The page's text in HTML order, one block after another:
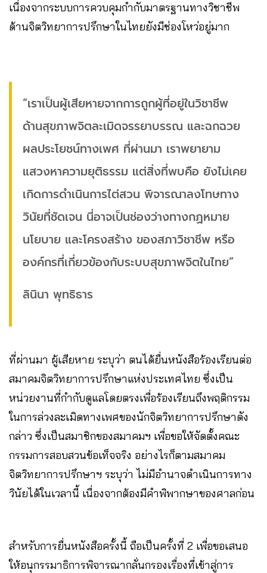
เนื่องจากระบบการควบคุมกำกับมาตรฐานทางวิชาชีพ
ด้านจิตวิทยาการปรึกษาในไทยยังมีช่องโหว่อยู่มาก
“เราเป็นผู้เสียหายจากการถูกผู้ที่อยู่ในวิชาชีพ
ด้านสุขภาพจิตละเมิดจรรยาบรรณ และฉกฉวย
ผลประโยชน์ทางเพศ ที่ผ่านมา เราพยายาม
แสวงหาความยุติธรรม แต่สิ่งที่พบคือ ยังไม่เคย
เกิดการดำเนินการไต่สวน พิจารณาลงโทษทาง
วินัยที่ชัดเจน นี่อาจเป็นช่องว่างทางกฏหมาย
นโยบาย และโครงสร้าง ของสภาวิชาชีพ หรือ
องค์กรที่เกี่ยวข้องกับระบบสุขภาพจิตในไทย”
ลินินา พุทธิธาร
ที่ผ่านมา ผู้เสียหาย ระบุว่า ตนได้ยื่นหนังสือร้องเรียนต่อ
สมาคมจิตวิทยาการปรึกษาแห่งประเทศไทย ซึ่งเป็น
หน่วยงานที่กำกับดูแลโดยตรงเพื่อร้องเรียนถึงพฤติกรรม
ในการล่วงละเมิดทางเพศของนักจิตวิทยาการปรึกษาดัง
กล่าว ซึ่งเป็นสมาชิกของสมาคมฯ เพื่อขอให้จัดตั้งคณะ
กรรมการสอบสวนข้อเท็จจริง อย่างไรก็ตามสมาคม
จิตวิทยาการปรึกษาฯ ระบุว่า ไม่มีอำนาจดำเนินการทาง
วินัยได้ในเวลานี้ เนื่องจากต้องมีคำพิพากษาของศาลก่อน
สำหรับการยื่นหนังสือครั้งนี้ ถือเป็นครั้งที่ 2 เพื่อขอเสนอ
ให้อนุกรรมาธิการพิจารณากลั่นกรองเรื่องที่เข้าสู่การ